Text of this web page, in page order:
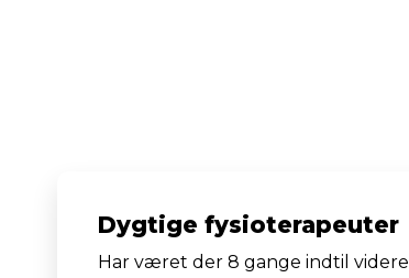
Dygtige fysioterapeuter
Har været der 8 gange indtil videre